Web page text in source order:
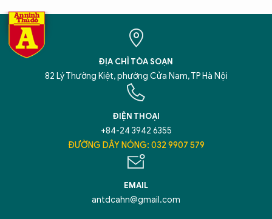
ĐỊA CHỈ TÒA SOẠN
82 Lý Thường Kiệt, phường Cửa Nam, TP Hà Nội
ĐIỆN THOẠI
+84-24 3942 6355
ĐƯỜNG DÂY NÓNG: 032 9907 579
EMAIL
antdcahn@gmail.com